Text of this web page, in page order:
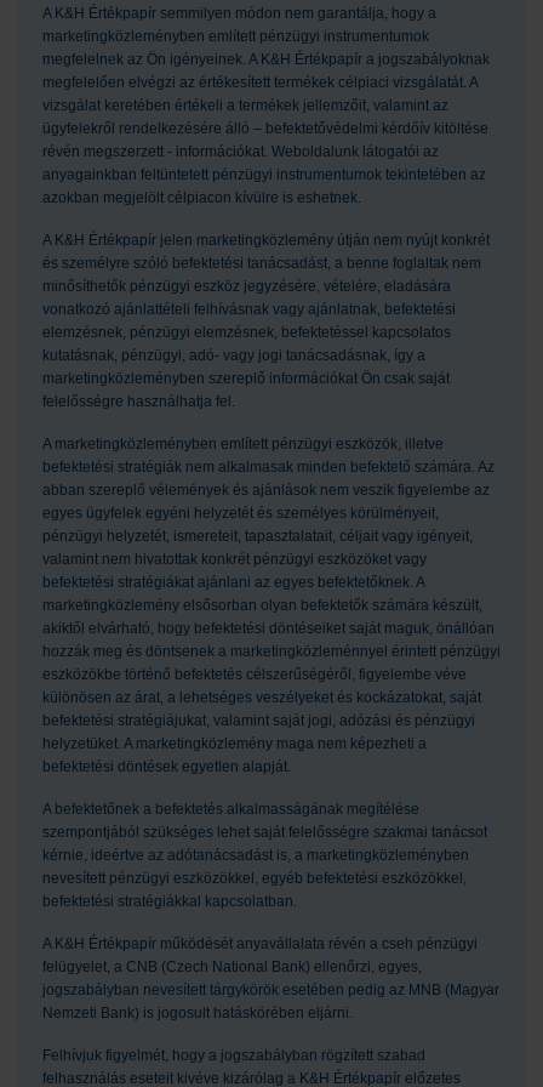
A K&H Értékpapír semmilyen módon nem garantálja, hogy a
marketingközleményben említett pénzügyi instrumentumok
megfelelnek az Ön igényeinek. A K&H Értékpapír a jogszabályoknak
megfelelően elvégzi az értékesített termékek célpiaci vizsgálatát. A
vizsgálat keretében értékeli a termékek jellemzőit, valamint az
ügyfelekről rendelkezésére álló – befektetővédelmi kérdőív kitöltése
révén megszerzett - információkat. Weboldalunk látogatói az
anyagainkban feltüntetett pénzügyi instrumentumok tekintetében az
azokban megjelölt célpiacon kívülre is eshetnek.
A K&H Értékpapír jelen marketingközlemény útján nem nyújt konkrét
és személyre szóló befektetési tanácsadást, a benne foglaltak nem
minősíthetők pénzügyi eszköz jegyzésére, vételére, eladására
vonatkozó ajánlattételi felhívásnak vagy ajánlatnak, befektetési
elemzésnek, pénzügyi elemzésnek, befektetéssel kapcsolatos
kutatásnak, pénzügyi, adó- vagy jogi tanácsadásnak, így a
marketingközleményben szereplő információkat Ön csak saját
felelősségre használhatja fel.
A marketingközleményben említett pénzügyi eszközök, illetve
befektetési stratégiák nem alkalmasak minden befektető számára. Az
abban szereplő vélemények és ajánlások nem veszik figyelembe az
egyes ügyfelek egyéni helyzetét és személyes körülményeit,
pénzügyi helyzetét, ismereteit, tapasztalatait, céljait vagy igényeit,
valamint nem hivatottak konkrét pénzügyi eszközöket vagy
befektetési stratégiákat ajánlani az egyes befektetőknek. A
marketingközlemény elsősorban olyan befektetők számára készült,
akiktől elvárható, hogy befektetési döntéseiket saját maguk, önállóan
hozzák meg és döntsenek a marketingközleménnyel érintett pénzügyi
eszközökbe történő befektetés célszerűségéről, figyelembe véve
különösen az árat, a lehetséges veszélyeket és kockázatokat, saját
befektetési stratégiájukat, valamint saját jogi, adózási és pénzügyi
helyzetüket. A marketingközlemény maga nem képezheti a
befektetési döntések egyetlen alapját.
A befektetőnek a befektetés alkalmasságának megítélése
szempontjából szükséges lehet saját felelősségre szakmai tanácsot
kérnie, ideértve az adótanácsadást is, a marketingközleményben
nevesített pénzügyi eszközökkel, egyéb befektetési eszközökkel,
befektetési stratégiákkal kapcsolatban.
A K&H Értékpapír működését anyavállalata révén a cseh pénzügyi
felügyelet, a CNB (Czech National Bank) ellenőrzi, egyes,
jogszabályban nevesített tárgykörök esetében pedig az MNB (Magyar
Nemzeti Bank) is jogosult hatáskörében eljárni.
Felhívjuk figyelmét, hogy a jogszabályban rögzített szabad
felhasználás eseteit kivéve kizárólag a K&H Értékpapír előzetes